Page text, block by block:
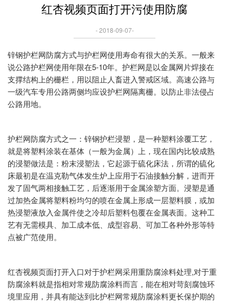
红杏视频页面打开污使用防腐
- 2018-09-07-
锌钢护栏网防腐方式与护栏网使用寿命有很大的关系。一般来
说公路护栏网使用年限在5-10年。护栏网是以金属网片焊接在
支撑结构上的栅栏，用以阻止人畜进入警戒区域。高速公路与
一级汽车专用公路两侧均应设护栏网隔离栅。以防止非法侵占
公路用地。
护栏网防腐方式之一：锌钢护栏浸塑，是一种塑料涂覆工艺，
就是将塑料涂装在基体（一般为金属）上，现在国内比较成熟
的浸塑做法是：粉末浸塑法，它起源于硫化床法，所谓的硫化
床最初是在温克勒气体发生炉上应用于石油接触分解，进而开
发了固气两相接触工艺，后逐渐用于金属涂塑方面。浸塑是通
过加热金属将塑料粉均匀的喷在金属上形成一层塑料膜，或加
热浸塑液放入金属件使之冷却后塑料包覆在金属表面。这种工
艺有无需模具、加工成本低、成型容易、可加工各种外形等特
点被广范使用。
红杏视频页面打开入口对于护栏网采用重防腐涂料处理,对于重
防腐涂料就是指相对常规防腐涂料而言，能在相对苛刻腐蚀环
境里应用，并具有能达到比护栏网常规防腐涂料更长保护期的